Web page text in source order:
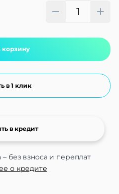
корзину
в 1 клик
без взноса и переплат
о кредите
в кредит